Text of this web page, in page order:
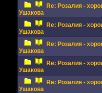
Re: Розалия -
Ушакова
Re: Розалия -
Ушакова
Re: Розалия -
Ушакова
Re: Розалия -
Ушакова
Re: Розалия -
Ушакова